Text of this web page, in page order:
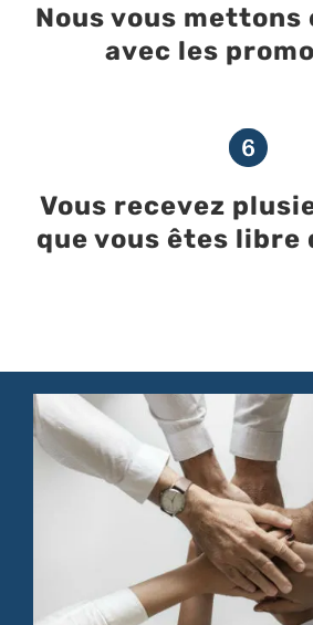
Nous vous
avec les
Vous recevez
que vous êtes libre